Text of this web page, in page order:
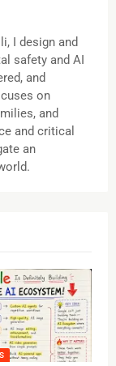
I design and
safety and AI
and
on
and
and critical
an